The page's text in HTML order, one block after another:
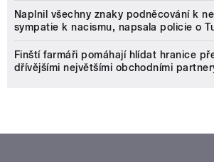
Naplnil všechny znaky podněcování k
sympatie k nacismu, napsala policie o
Finští farmáři pomáhají hlídat hranice
dřívějšími největšími obchodními